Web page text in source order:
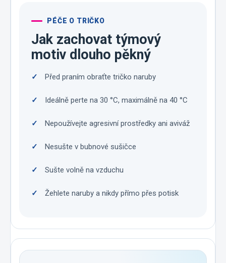
PÉČE O TRIČKO
Jak zachovat týmový
motiv dlouho pěkný
Před praním obraťte tričko naruby
Ideálně perte na 30 °C, maximálně na 40 °C
Nepoužívejte agresivní prostředky ani aviváž
Nesušte v bubnové sušičce
Sušte volně na vzduchu
Žehlete naruby a nikdy přímo přes potisk